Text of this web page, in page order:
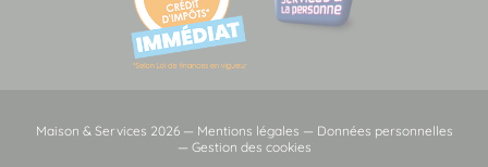
Maison & Services 2026 — Mentions légales — Données personnelles
— Gestion des cookies